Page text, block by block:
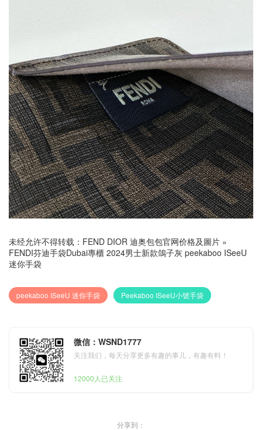
未经允许不得转载： FEND DIOR 迪奥包包官网价格及圖片 »
FENDI芬迪手袋Dubai專櫃 2024男士新款鴿子灰 peekaboo ISeeU
迷你手袋
peekaboo ISeeU 迷你手袋 Peekaboo ISeeU小號手袋
微信：WSND1777
关注我们，每天分享更多有趣的事儿，有趣有料！
12000人已关注
分享到：